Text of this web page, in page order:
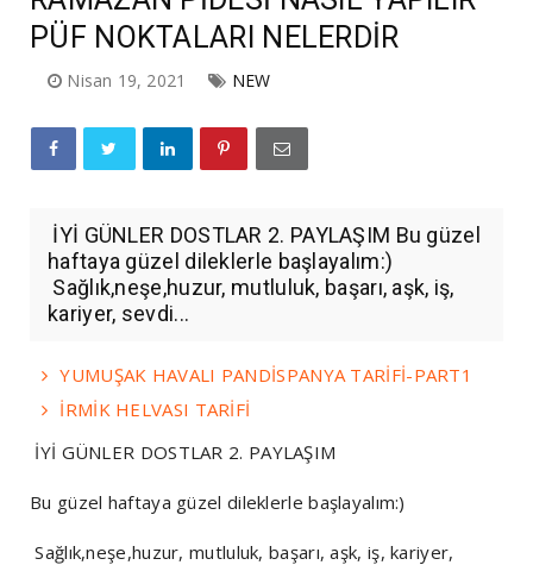
PÜF NOKTALARI NELERDİR
Nisan 19, 2021 NEW
İYİ GÜNLER DOSTLAR 2. PAYLAŞIM Bu güzel
haftaya güzel dileklerle başlayalım:)
Sağlık,neşe,huzur, mutluluk, başarı, aşk, iş,
kariyer, sevdi...
YUMUŞAK HAVALI PANDİSPANYA TARİFİ-PART1
İRMİK HELVASI TARİFİ
İYİ GÜNLER DOSTLAR 2. PAYLAŞIM
Bu güzel haftaya güzel dileklerle başlayalım:)
Sağlık,neşe,huzur, mutluluk, başarı, aşk, iş, kariyer,